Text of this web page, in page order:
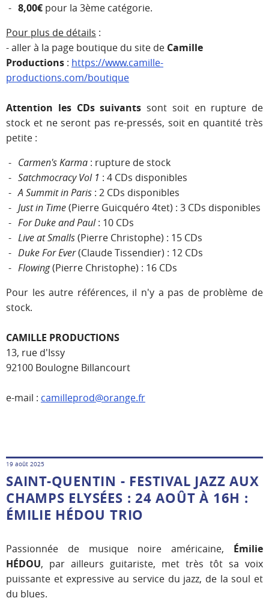
8,00€ pour la 3ème catégorie.
Pour plus de détails :
- aller à la page boutique du site de Camille
Productions : https://www.camille-
productions.com/boutique
Attention les CDs suivants sont soit en rupture de
stock et ne seront pas re-pressés, soit en quantité très
petite :
Carmen's Karma : rupture de stock
Satchmocracy Vol 1 : 4 CDs disponibles
A Summit in Paris : 2 CDs disponibles
Just in Time(Pierre Guicquéro 4tet) : 3 CDs disponibles
For Duke and Paul: 10 CDs
Live at Smalls(Pierre Christophe) : 15 CDs
Duke For Ever(Claude Tissendier) : 12 CDs
Flowing(Pierre Christophe) : 16 CDs
Pour les autre références, il n'y a pas de problème de
stock.
CAMILLE PRODUCTIONS
13, rue d'Issy
92100 Boulogne Billancourt
e-mail : camilleprod@orange.fr
19 août 2025
SAINT-QUENTIN - FESTIVAL JAZZ AUX
CHAMPS ELYSÉES : 24 AOÛT À 16H :
ÉMILIE HÉDOU TRIO
Passionnée de musique noire américaine, Émilie
HÉDOU, par ailleurs guitariste, met très tôt sa voix
puissante et expressive au service du jazz, de la soul et
du blues.